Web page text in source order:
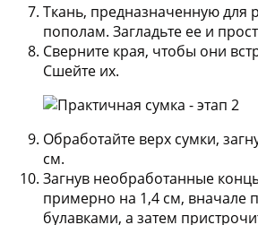
Ткань, предназначенную для
пополам. Загладьте ее и
Сверните края, чтобы они
Сшейте их.
Обработайте верх сумки,
см.
Загнув необработанные
примерно на 1,4 см, вначале
булавками, а затем